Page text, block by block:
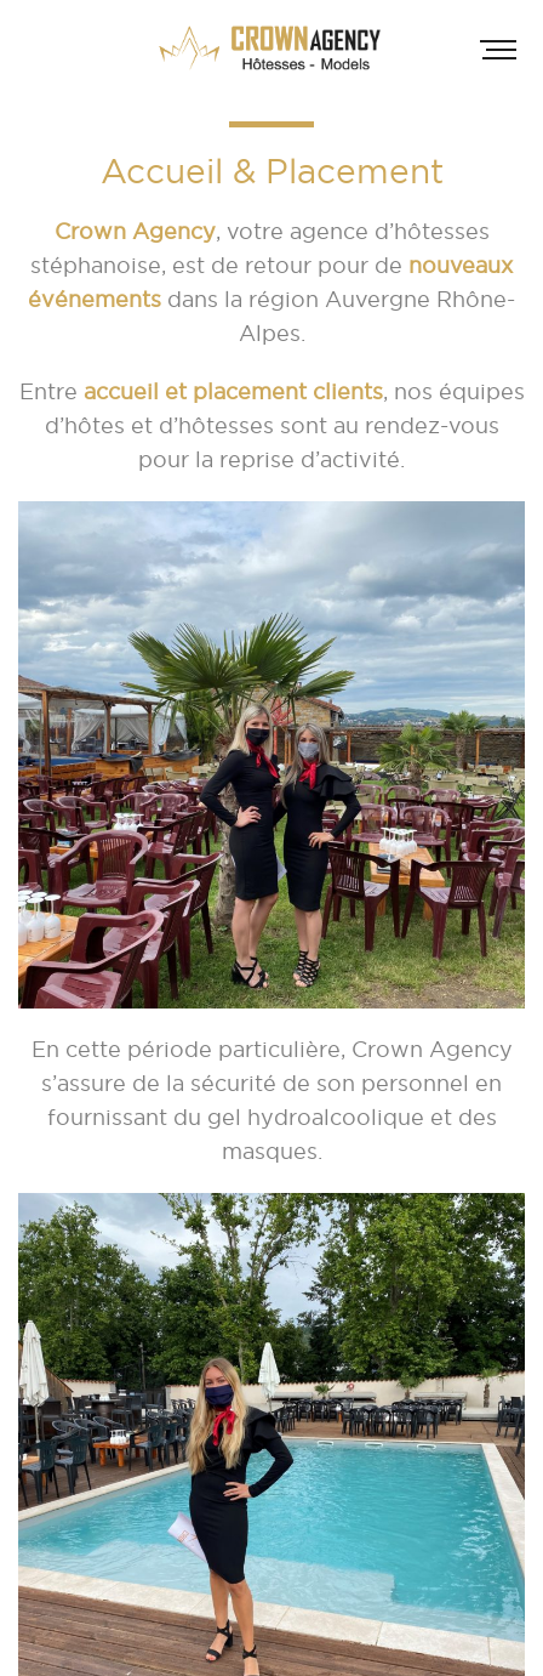
Accueil & Placement
Crown Agency, votre agence d’hôtesses
stéphanoise, est de retour pour de nouveaux
événements dans la région Auvergne Rhône-
Alpes.
Entre accueil et placement clients, nos équipes
d’hôtes et d’hôtesses sont au rendez-vous
pour la reprise d’activité.
En cette période particulière, Crown Agency
s’assure de la sécurité de son personnel en
fournissant du gel hydroalcoolique et des
masques.